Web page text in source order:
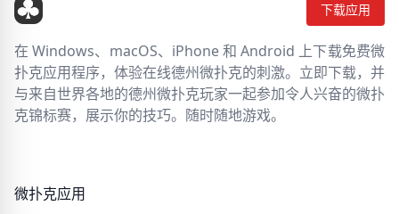
下载应用
在 Windows、macOS、iPhone 和 Android 上下载免费微
扑克应用程序，体验在线德州微扑克的刺激。立即下载，并
与来自世界各地的德州微扑克玩家一起参加令人兴奋的微扑
克锦标赛，展示你的技巧。随时随地游戏。
微扑克应用